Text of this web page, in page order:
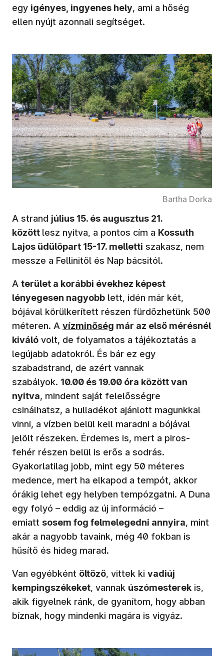
egy igényes, ingyenes hely, ami a hőség
ellen nyújt azonnali segítséget.
Bartha Dorka
A strand július 15. és augusztus 21.
között lesz nyitva, a pontos cím a Kossuth
Lajos üdülőpart 15-17. melletti szakasz, nem
messze a Fellinitől és Nap bácsitól.
A terület a korábbi évekhez képest
lényegesen nagyobb lett, idén már két,
bójával körülkerített részen fürdőzhetünk 500
méteren. A vízminőség már az első mérésnél
kiváló volt, de folyamatos a tájékoztatás a
legújabb adatokról. És bár ez egy
szabadstrand, de azért vannak
szabályok. 10.00 és 19.00 óra között van
nyitva, mindent saját felelősségre
csinálhatsz, a hulladékot ajánlott magunkkal
vinni, a vízben belül kell maradni a bójával
jelölt részeken. Érdemes is, mert a piros-
fehér részen belül is erős a sodrás.
Gyakorlatilag jobb, mint egy 50 méteres
medence, mert ha elkapod a tempót, akkor
órákig lehet egy helyben tempózgatni. A Duna
egy folyó – eddig az új információ –
emiatt sosem fog felmelegedni annyira, mint
akár a nagyobb tavaink, még 40 fokban is
hűsítő és hideg marad.
Van egyébként öltöző, vittek ki vadiúj
kempingszékeket, vannak úszómesterek is,
akik figyelnek ránk, de gyanítom, hogy abban
bíznak, hogy mindenki magára is vigyáz.